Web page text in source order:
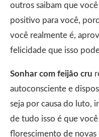
outros saibam que você
positivo para você,
você realmente é,
felicidade que isso
Sonhar com feijão cru
autoconsciente e
seja por causa do luto,
de tudo isso é que
florescimento de